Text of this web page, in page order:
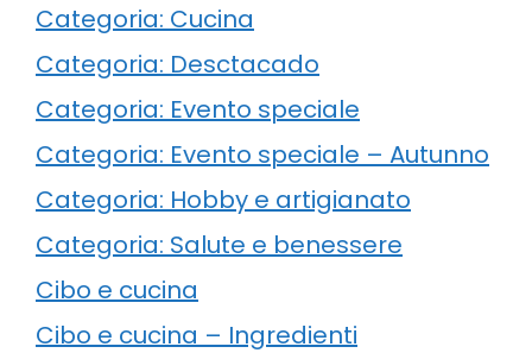
Categoria: Cucina
Categoria: Desctacado
Categoria: Evento speciale
Categoria: Evento speciale – Autunno
Categoria: Hobby e artigianato
Categoria: Salute e benessere
Cibo e cucina
Cibo e cucina – Ingredienti